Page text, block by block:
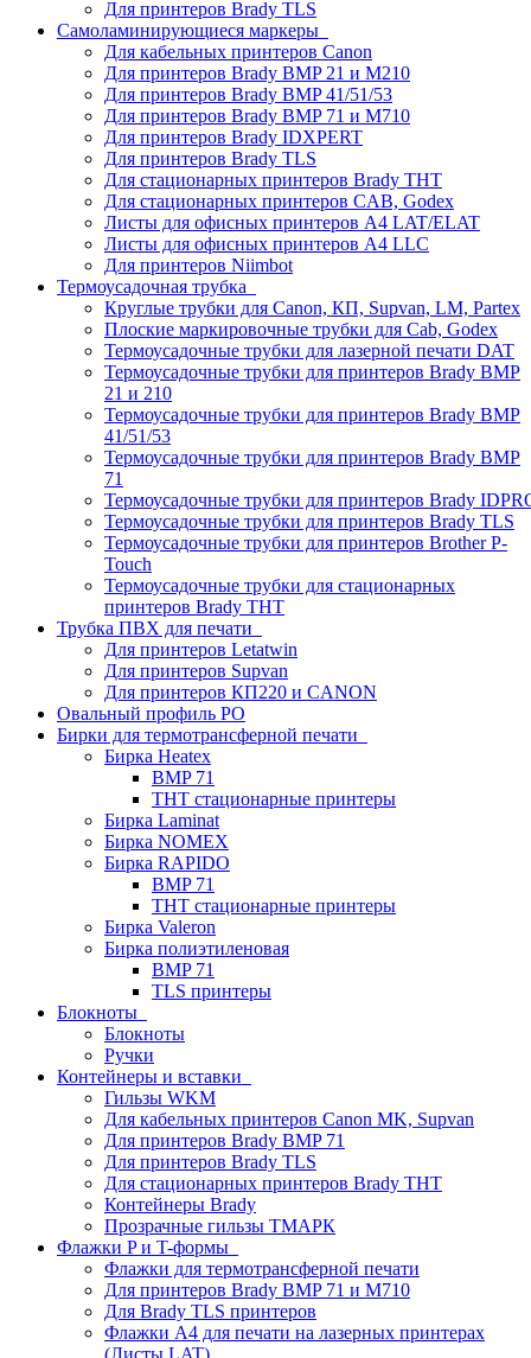
Для принтеров Brady TLS
Самоламинирующиеся маркеры
Для кабельных принтеров Canon
Для принтеров Brady BMP 21 и M210
Для принтеров Brady BMP 41/51/53
Для принтеров Brady BMP 71 и M710
Для принтеров Brady IDXPERT
Для принтеров Brady TLS
Для стационарных принтеров Brady THT
Для стационарных принтеров CAB, Godex
Листы для офисных принтеров А4 LAT/ELAT
Листы для офисных принтеров А4 LLC
Для принтеров Niimbot
Термоусадочная трубка
Круглые трубки для Canon, КП, Supvan, LM, Partex
Плоские маркировочные трубки для Cab, Godex
Термоусадочные трубки для лазерной печати DAT
Термоусадочные трубки для принтеров Brady BMP
21 и 210
Термоусадочные трубки для принтеров Brady BMP
41/51/53
Термоусадочные трубки для принтеров Brady BMP
71
Термоусадочные трубки для принтеров Brady
Термоусадочные трубки для принтеров Brady TLS
Термоусадочные трубки для принтеров Brother P-
Touch
Термоусадочные трубки для стационарных
принтеров Brady THT
Трубка ПВХ для печати
Для принтеров Letatwin
Для принтеров Supvan
Для принтеров КП220 и CANON
Овальный профиль PO
Бирки для термотрансферной печати
Бирка Heatex
BMP 71
THT стационарные принтеры
Бирка Laminat
Бирка NOMEX
Бирка RAPIDO
BMP 71
THT стационарные принтеры
Бирка Valeron
Бирка полиэтиленовая
BMP 71
TLS принтеры
Блокноты
Блокноты
Ручки
Контейнеры и вставки
Гильзы WKM
Для кабельных принтеров Canon MK, Supvan
Для принтеров Brady BMP 71
Для принтеров Brady TLS
Для стационарных принтеров Brady THT
Контейнеры Brady
Прозрачные гильзы ТМАРК
Флажки P и T-формы
Флажки для термотрансферной печати
Для принтеров Brady BMP 71 и M710
Для Brady TLS принтеров
Флажки A4 для печати на лазерных принтерах
(Листы LAT)